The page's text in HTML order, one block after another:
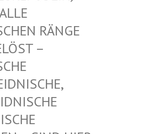
K
RÄNGE A
– D
N
A
H
D